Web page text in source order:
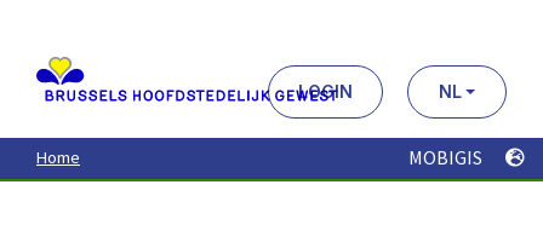
contenu
principal
LOGIN NL
Home MOBIGIS